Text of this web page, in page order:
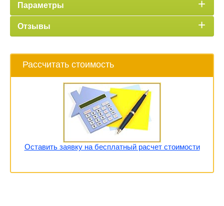
Параметры
Отзывы
Рассчитать стоимость
Оставить заявку на бесплатный расчет стоимости